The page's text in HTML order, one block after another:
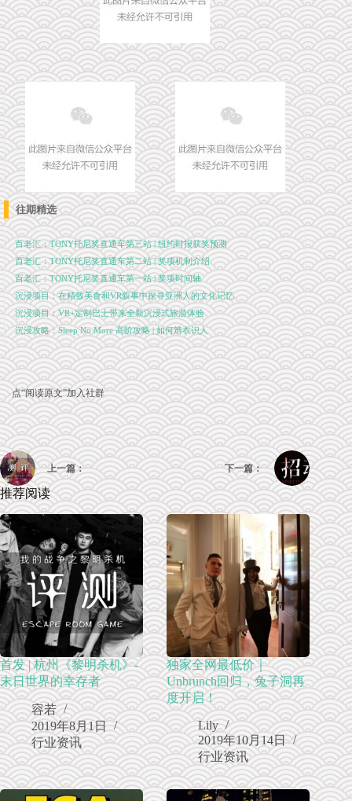
往期精选
百老汇：TONY托尼奖直通车第三站 | 纽约时报获奖预测
百老汇：TONY托尼奖直通车第二站 | 奖项机制介绍
百老汇：TONY托尼奖直通车第一站 | 奖项时间轴
沉浸项目：在精致美食和VR叙事中探寻亚洲人的文化记忆
沉浸项目：VR+定制巴士带来全新沉浸式旅游体验
沉浸攻略：Sleep No More 高阶攻略 | 如何辨衣识人
点“阅读原文”加入社群
上一篇： 下一篇：
推荐阅读
首发 | 杭州《黎明杀机》-
末日世界的幸存者
容若
2019年8月1日
行业资讯
独家全网最低价｜
Unbrunch回归，兔子洞再
度开启！
Lily
2019年10月14日
行业资讯